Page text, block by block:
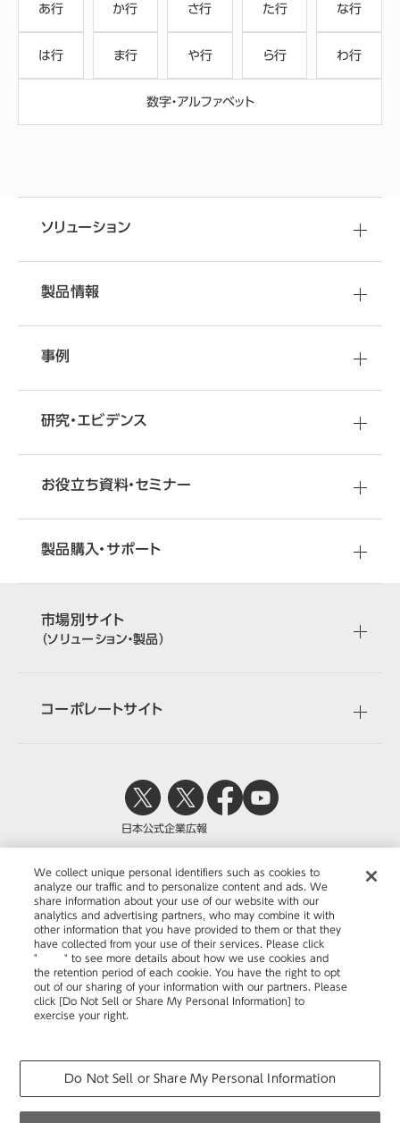
あ行 か行 さ行 た行 な行
は行 ま行 や行 ら行 わ行
数字・アルファベット
ソリューション
製品情報
事例
研究・エビデンス
お役立ち資料・セミナー
製品購入・サポート
市場別サイト
（ソリューション・製品）
コーポレートサイト
株式会社オカムラ
ウェブサイトのご利用について
プライバシーポリシー
COPYRIGHT © OKAMURA CORPORATION. ALL RIGHTS RESERVED.
日本公式企業広報
We collect unique personal identifiers such as cookies to
analyze our traffic and to personalize content and ads. We
share information about your use of our website with our
analytics and advertising partners, who may combine it with
other information that you have provided to them or that they
have collected from your use of their services. Please click
"
here" to see more details about how we use cookies and
the retention period of each cookie. You have the right to opt
out of our sharing of your information with our partners. Please
click [Do Not Sell or Share My Personal Information] to
exercise your right.
Do Not Sell or Share My Personal Information